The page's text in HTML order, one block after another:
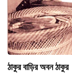
ঠাকুর বাড়ির অবন ঠাকুর